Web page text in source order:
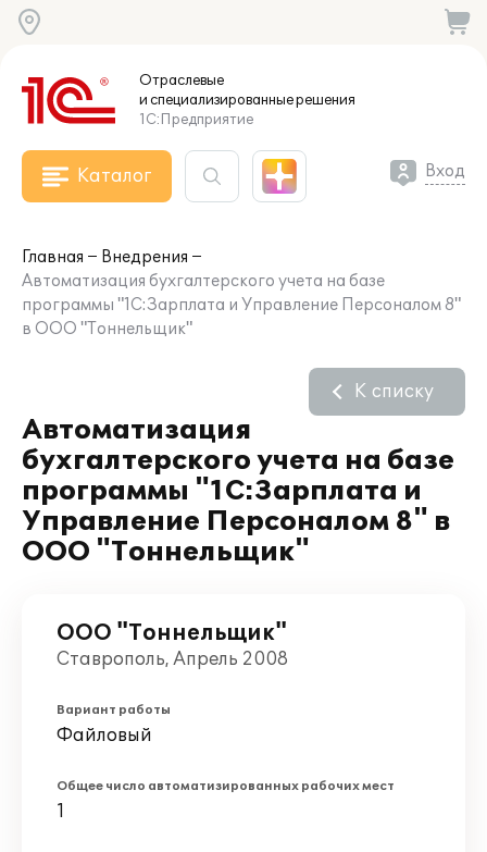
Отраслевые
и специализированныерешения
1С:Предприятие
Каталог Вход
Главная
Внедрения
Автоматизация бухгалтерского учета на базе
программы "1С:Зарплата и Управление Персоналом 8"
в ООО "Тоннельщик"
Автоматизация
бухгалтерского учета на базе
программы "1С:Зарплата и
Управление Персоналом 8" в
ООО "Тоннельщик"
К списку
ООО "Тоннельщик"
Ставрополь, Апрель 2008
Вариант работы
Файловый
Общее число автоматизированных рабочих мест
1